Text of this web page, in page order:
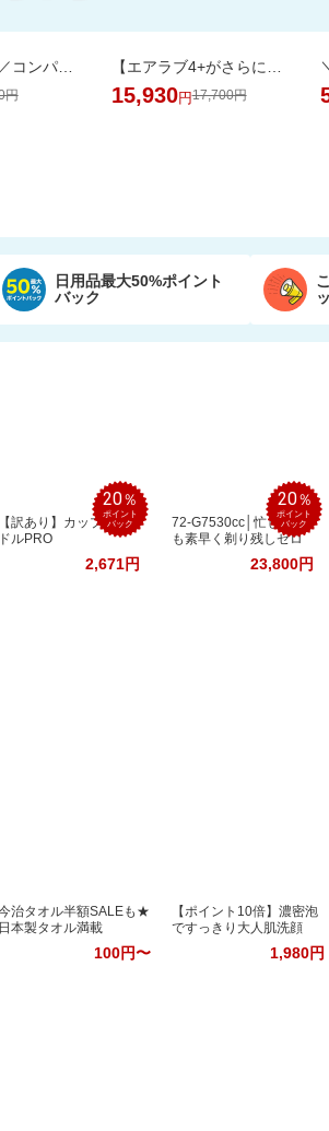
＼11％OFF！／コンパクトな2倍巻き！キッチンペーパー 12ロール
円 15,930円17,700円
日用品最大50%ポイント
バック
20％
ポイント
バック
【訳あり】カップヌー
ドルPRO
2,671円
20％
ポイント
バック
72-G7530cc│忙しい朝
も素早く剃り残しゼロ
23,800円
治タオル半額SALEも★
日本製タオル満載
100円〜
【ポイント10倍】濃密泡
ですっきり大人肌洗顔
1,980円